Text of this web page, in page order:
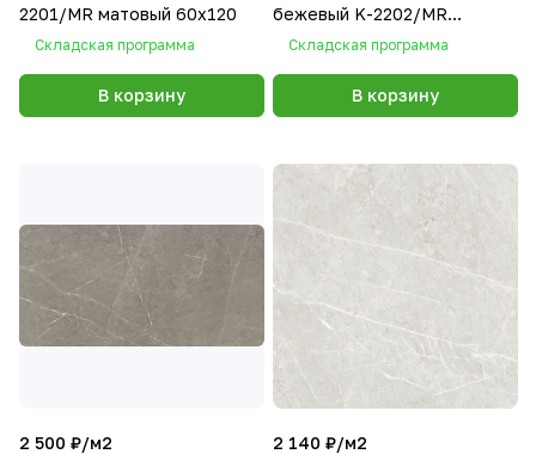
2201/MR матовый 60х120
Складская программа
В корзину
бежевый K-2202/MR
матовый 60х60
Складская программа
В корзину
2 500 ₽/м2
2 140 ₽/м2